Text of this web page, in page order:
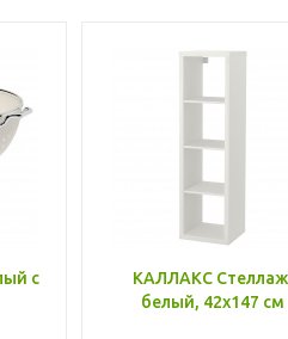
с
КАЛЛАКС
белый, 42x147 см